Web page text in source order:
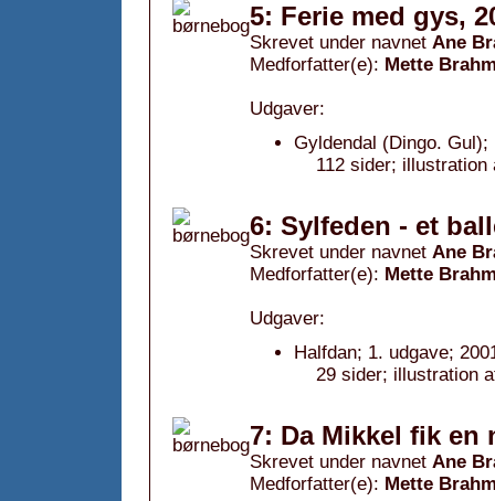
5: Ferie med gys,
Skrevet under navnet Ane
Medforfatter(e): Mette
Udgaver:
Gyldendal (Dingo.
112 sider;
6: Sylfeden - et
Skrevet under navnet Ane
Medforfatter(e): Mette
Udgaver:
Halfdan; 1. udgave;
29 sider; illustration
7: Da Mikkel fik en
Skrevet under navnet Ane
Medforfatter(e): Mette